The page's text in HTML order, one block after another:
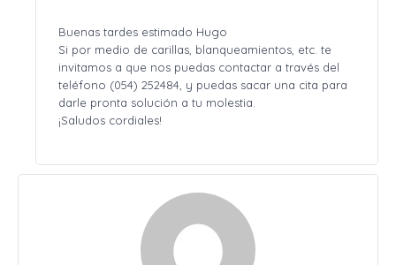
Buenas tardes estimado Hugo
Si por medio de carillas, blanqueamientos, etc. te
invitamos a que nos puedas contactar a través del
teléfono (054) 252484, y puedas sacar una cita para
darle pronta solución a tu molestia.
¡Saludos cordiales!